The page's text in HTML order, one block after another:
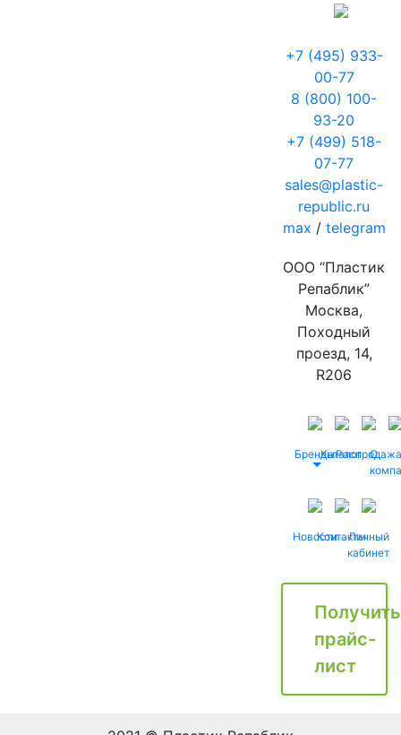
+7 (495) 933-
00-77
8 (800) 100-
93-20
+7 (499) 518-
07-77
sales@plastic-
republic.ru
max / telegram
ООО “Пластик
Репаблик”
Москва,
Походный
проезд, 14,
R206
БрендыКаталог
Распродажа
О
НовостиКонтактыЛичный
кабинет
Получить
прайс-
лист